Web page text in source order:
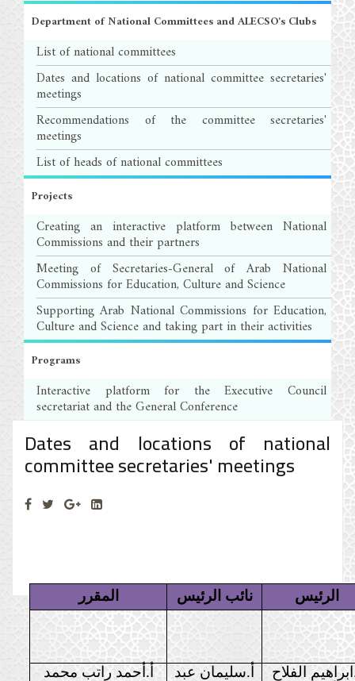
Department of National Committees and ALECSO's Clubs
List of national committees
Dates and locations of national committee secretaries'
meetings
Recommendations of the committee secretaries'
meetings
List of heads of national committees
Projects
Creating an interactive platform between National
Commissions and their partners
Meeting of Secretaries-General of Arab National
Commissions for Education, Culture and Science
Supporting Arab National Commissions for Education,
Culture and Science and taking part in their activities
Programs
Interactive platform for the Executive Council
secretariat and the General Conference
Dates and locations of national
committee secretaries' meetings
المقرر نائب الرئيس الرئيس
أ.أحمد راتب محمد
أ.سليمان عبد
الفلاح